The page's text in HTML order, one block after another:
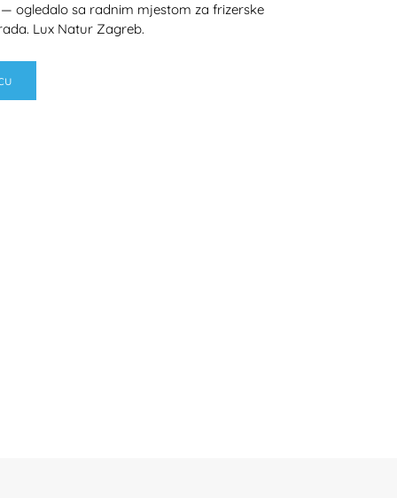
ogledalo sa radnim mjestom za frizerske
Lux Natur Zagreb.